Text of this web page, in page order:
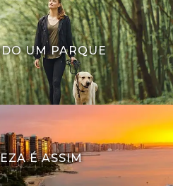
UM PARQUE
É ASSIM